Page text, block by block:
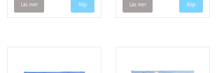
Läs mer Läs mer